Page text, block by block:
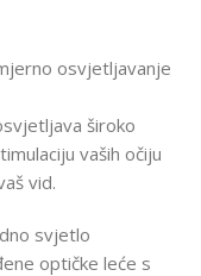
osvjetljavanje
široko
vaših očiju
vid.
svjetlo
optičke leće s